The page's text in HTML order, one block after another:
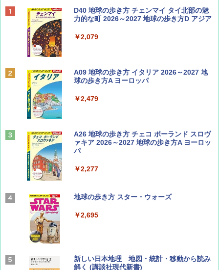
ディズニーファン ２０２６年 ９月号 [雑
誌] (ＤＩＳＮＥＹ ＦＡＮ)
￥713
Coyote No.89 特集 星野道夫 夢見る旅
山と溪谷 2026年8月号「南アルプス大全」
￥1,540
AIRLINE（エアライン）2026年9月号【特
BE-PAL(ビ-パル) 2026年 9 月号【特別付録:
SOTO ミニマル"旅"財布 ランダム2種】
D40 地球の歩き方 チェンマイ タイ北部の魅
力的な町 2026～2027 地球の歩き方D アジア
￥2,079
A09 地球の歩き方 イタリア 2026～2027 地
球の歩き方A ヨーロッパ
￥2,479
A26 地球の歩き方 チェコ ポーランド スロヴ
ァキア 2026～2027 地球の歩き方A ヨーロッ
パ
￥2,277
地球の歩き方 スター・ウォーズ
￥2,695
新しい日本地理 地図・統計・移動から読み
解く (講談社現代新書)